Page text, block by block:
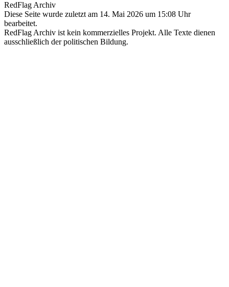
RedFlag Archiv
Diese Seite wurde zuletzt am 14. Mai 2026 um 15:08 Uhr
bearbeitet.
RedFlag Archiv ist kein kommerzielles Projekt. Alle Texte dienen
ausschließlich der politischen Bildung.